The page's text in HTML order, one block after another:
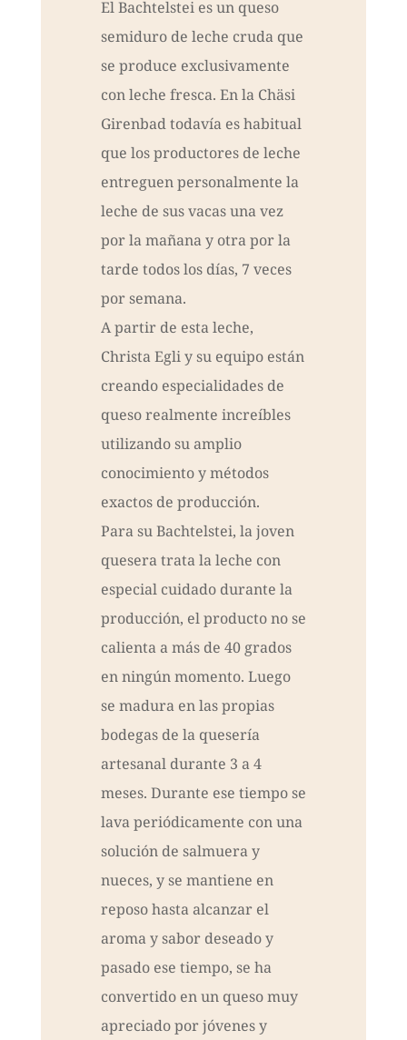
El Bachtelstei es un queso
semiduro de leche cruda que
se produce exclusivamente
con leche fresca. En la Chäsi
Girenbad todavía es habitual
que los productores de leche
entreguen personalmente la
leche de sus vacas una vez
por la mañana y otra por la
tarde todos los días, 7 veces
por semana.
A partir de esta leche,
Christa Egli y su equipo están
creando especialidades de
queso realmente increíbles
utilizando su amplio
conocimiento y métodos
exactos de producción.
Para su Bachtelstei, la joven
quesera trata la leche con
especial cuidado durante la
producción, el producto no se
calienta a más de 40 grados
en ningún momento. Luego
se madura en las propias
bodegas de la quesería
artesanal durante 3 a 4
meses. Durante ese tiempo se
lava periódicamente con una
solución de salmuera y
nueces, y se mantiene en
reposo hasta alcanzar el
aroma y sabor deseado y
pasado ese tiempo, se ha
convertido en un queso muy
apreciado por jóvenes y